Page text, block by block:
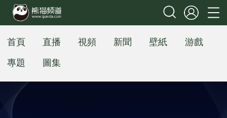
首頁 直播 視頻 新聞 壁紙
游戲
專題
圖集